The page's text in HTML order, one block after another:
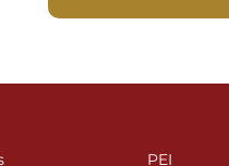
PEI